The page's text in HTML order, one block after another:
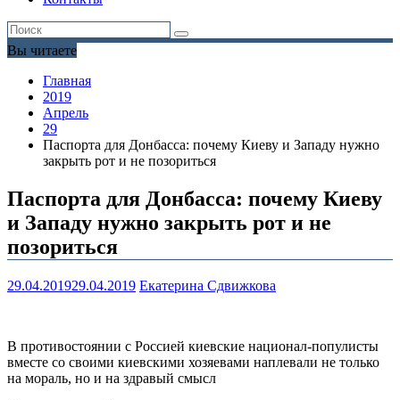
Вы читаете
Главная
2019
Апрель
29
Паспорта для Донбасса: почему Киеву и Западу нужно
закрыть рот и не позориться
Паспорта для Донбасса: почему Киеву
и Западу нужно закрыть рот и не
позориться
29.04.201929.04.2019 Екатерина Сдвижкова
В противостоянии с Россией киевские национал-популисты
вместе со своими киевскими хозяевами наплевали не только
на мораль, но и на здравый смысл